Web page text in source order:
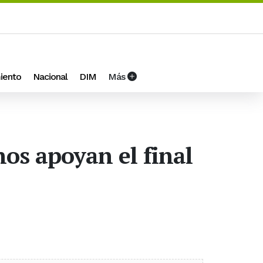
Nacional DIM Más
apoyan el final